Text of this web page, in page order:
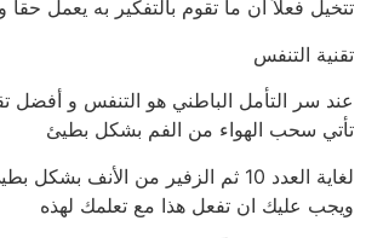
تتخيل فعلاً أن ما تقوم بالتفكير به يعمل حقاً
تقنية التنفس
عند سر التأمل الباطني هو التنفس و أفضل
تأتي سحب الهواء من الفم بشكل بطيئ
ويجب عليك ان تفعل هذا مع تعلمك لهذه